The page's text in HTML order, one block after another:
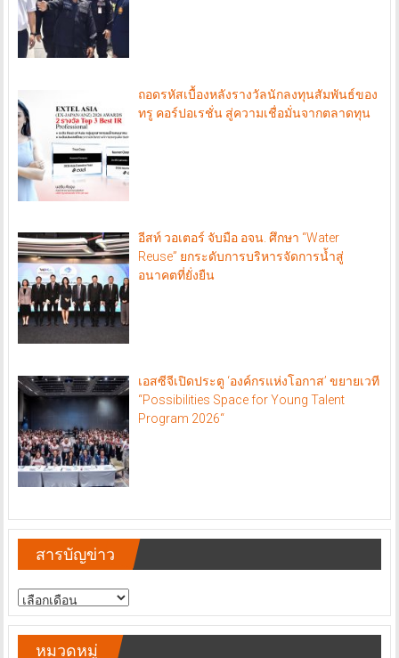
ถอดรหัสเบื้องหลังรางวัลนักลงทุนสัมพันธ์ของ
ทรู คอร์ปอเรชั่น สู่ความเชื่อมั่นจากตลาดทุน
อีสท์ วอเตอร์ จับมือ อจน. ศึกษา “Water
Reuse” ยกระดับการบริหารจัดการน้ำสู่
อนาคตที่ยั่งยืน
เอสซีจีเปิดประตู ‘องค์กรแห่งโอกาส’ ขยายเวที
“Possibilities Space for Young Talent
Program 2026“
สารบัญข่าว
สารบัญ
ข่าว
หมวดหมู่